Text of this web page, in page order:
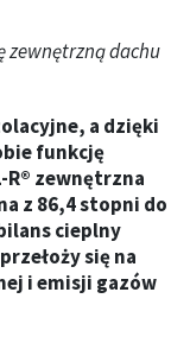
zewnętrzną dachu
a dzięki
funkcję
R® zewnętrzna
z 86,4 stopni do
cieplny
się na
i emisji gazów